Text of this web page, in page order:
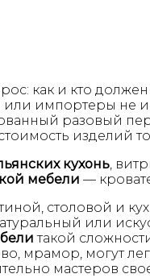
как и кто
импортеры не
разовый
изделий
кухонь,
мебели —
столовой и
или
такой
мрамор, могут
мастеров